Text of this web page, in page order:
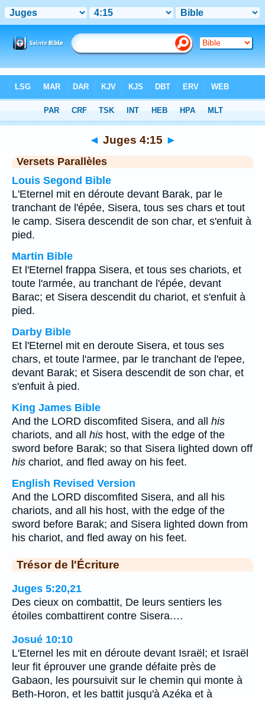
Chapitre 4> Verset 15
◄ Juges 4:15 ►
Versets Parallèles
Louis Segond Bible
L'Eternel mit en déroute devant Barak, par le
tranchant de l'épée, Sisera, tous ses chars et tout
le camp. Sisera descendit de son char, et s'enfuit à
pied.
Martin Bible
Et l'Eternel frappa Sisera, et tous ses chariots, et
toute l'armée, au tranchant de l'épée, devant
Barac; et Sisera descendit du chariot, et s'enfuit à
pied.
Darby Bible
Et l'Eternel mit en deroute Sisera, et tous ses
chars, et toute l'armee, par le tranchant de l'epee,
devant Barak; et Sisera descendit de son char, et
s'enfuit à pied.
King James Bible
And the LORD discomfited Sisera, and all his
chariots, and all his host, with the edge of the
sword before Barak; so that Sisera lighted down off
his chariot, and fled away on his feet.
English Revised Version
And the LORD discomfited Sisera, and all his
chariots, and all his host, with the edge of the
sword before Barak; and Sisera lighted down from
his chariot, and fled away on his feet.
Trésor de l'Écriture
Juges 5:20,21
Des cieux on combattit, De leurs sentiers les
étoiles combattirent contre Sisera.…
Josué 10:10
L'Eternel les mit en déroute devant Israël; et Israël
leur fit éprouver une grande défaite près de
Gabaon, les poursuivit sur le chemin qui monte à
Beth-Horon, et les battit jusqu'à Azéka et à